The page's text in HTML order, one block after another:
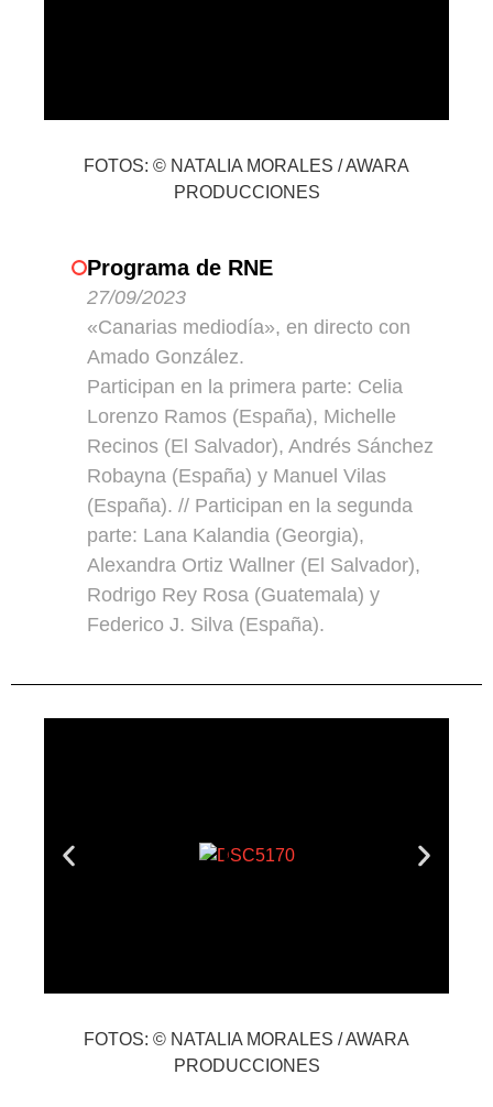
FOTOS: © NATALIA MORALES / AWARA
PRODUCCIONES
Programa de RNE
27/09/2023
«Canarias mediodía», en directo con
Amado González.
Participan en la primera parte: Celia
Lorenzo Ramos (España), Michelle
Recinos (El Salvador), Andrés Sánchez
Robayna (España) y Manuel Vilas
(España). // Participan en la segunda
parte: Lana Kalandia (Georgia),
Alexandra Ortiz Wallner (El Salvador),
Rodrigo Rey Rosa (Guatemala) y
Federico J. Silva (España).
FOTOS: © NATALIA MORALES / AWARA
PRODUCCIONES